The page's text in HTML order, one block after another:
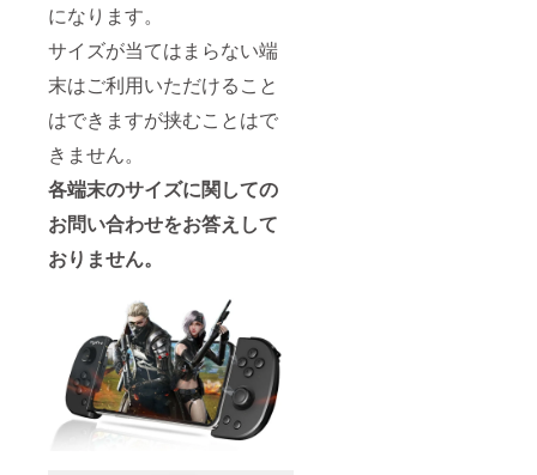
になります。
サイズが当てはまらない端
末はご利用いただけること
はできますが挟むことはで
きません。
各端末のサイズに関しての
お問い合わせをお答えして
おりません。